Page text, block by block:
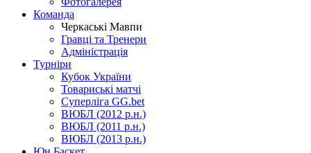
Команда
Черкаські Мавпи
Гравці та Тренери
Адміністрація
Турніри
Кубок України
Товариські матчі
Суперліга GG.bet
ВЮБЛ (2012 р.н.)
ВЮБЛ (2011 р.н.)
ВЮБЛ (2013 р.н.)